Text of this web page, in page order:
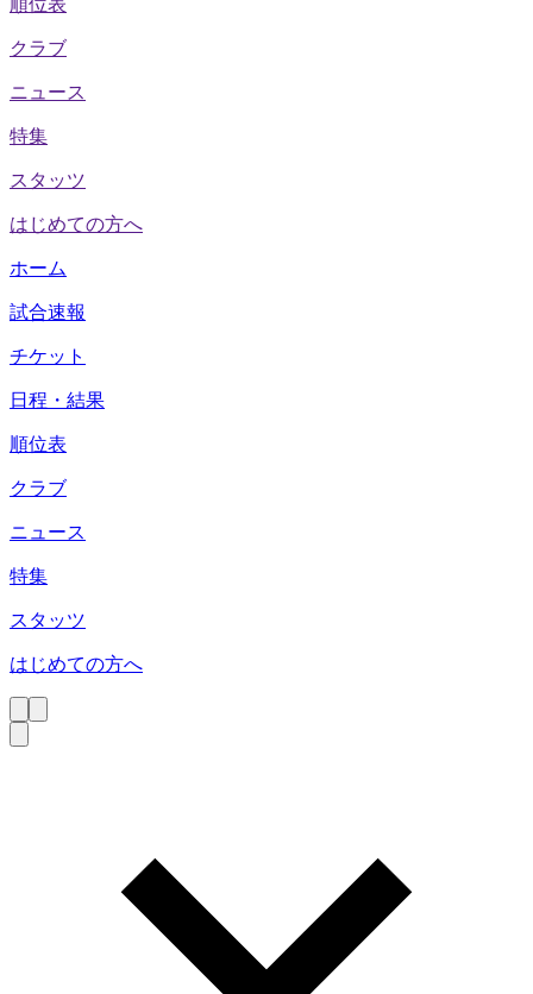
クラブ
ニュース
特集
スタッツ
はじめての方へ
ホーム
試合速報
チケット
日程・結果
順位表
クラブ
ニュース
特集
スタッツ
はじめての方へ